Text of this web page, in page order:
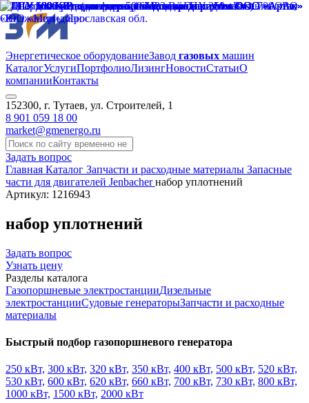
Энергетическое оборудованиеЗавод газовых машин
КаталогУслугиПортфолиоЛизингНовостиСтатьиО
компанииКонтакты
152300, г. Тутаев, ул. Строителей, 1
8 901 059 18 00
market@gmenergo.ru
Задать вопрос
Главная Каталог Запчасти и расходные материалы Запасные
части для двигателей Jenbacherнабор уплотнений
Артикул: 1216943
набор уплотнений
Задать вопрос
Узнать цену
Разделы каталога
Газопоршневые электростанцииДизельные
электростанцииСудовые генераторыЗапчасти и расходные
материалы
Быстрый подбор газопоршневого генератора
250 кВт, 300 кВт, 320 кВт, 350 кВт, 400 кВт, 500 кВт, 520 кВт,
530 кВт, 600 кВт, 620 кВт, 660 кВт, 700 кВт, 730 кВт, 800 кВт,
1000 кВт, 1500 кВт, 2000 кВт